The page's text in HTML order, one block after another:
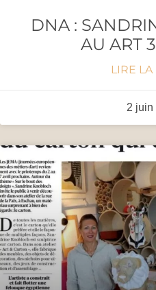
DNA :
AU ART
LIRE LA
2 juin